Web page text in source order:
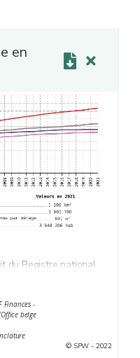
en
du Registre national
Finances -
belge
© SPW - 2022